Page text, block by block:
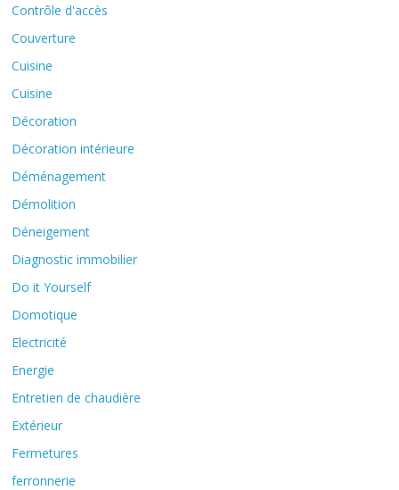
Contrôle d'accès
Couverture
Cuisine
Cuisine
Décoration
Décoration intérieure
Déménagement
Démolition
Déneigement
Diagnostic immobilier
Do it Yourself
Domotique
Electricité
Energie
Entretien de chaudière
Extérieur
Fermetures
ferronnerie